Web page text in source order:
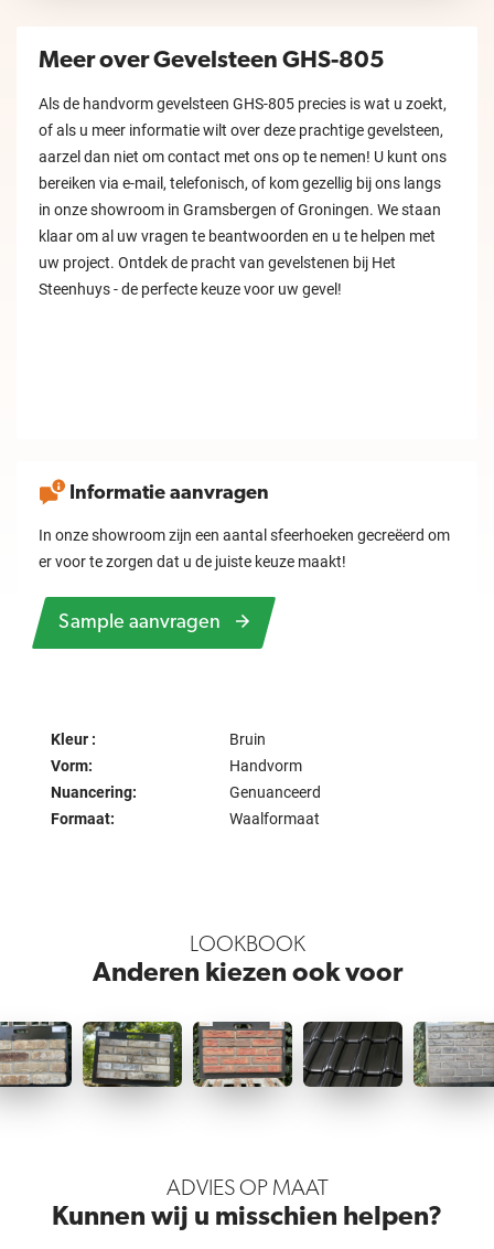
Meer over Gevelsteen GHS-805
Als de handvorm gevelsteen GHS-805 precies is wat u zoekt,
of als u meer informatie wilt over deze prachtige gevelsteen,
aarzel dan niet om contact met ons op te nemen! U kunt ons
bereiken via e-mail, telefonisch, of kom gezellig bij ons langs
in onze showroom in Gramsbergen of Groningen. We staan
klaar om al uw vragen te beantwoorden en u te helpen met
uw project. Ontdek de pracht van gevelstenen bij Het
Steenhuys - de perfecte keuze voor uw gevel!
Informatie aanvragen
In onze showroom zijn een aantal sfeerhoeken gecreëerd om
er voor te zorgen dat u de juiste keuze maakt!
Sample aanvragen
Kleur :
Bruin
Vorm:
Handvorm
Nuancering:
Genuanceerd
Formaat:
Waalformaat
LOOKBOOK
Anderen kiezen ook voor
ADVIES OP MAAT
Kunnen wij u misschien helpen?